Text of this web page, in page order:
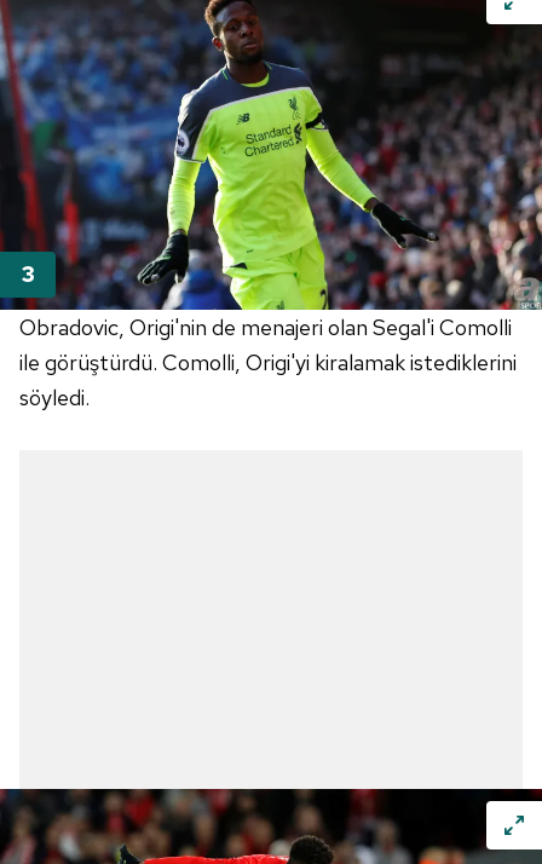
Obradovic, Origi'nin de menajeri olan Segal'i Comolli
ile görüştürdü. Comolli, Origi'yi kiralamak istediklerini
söyledi.